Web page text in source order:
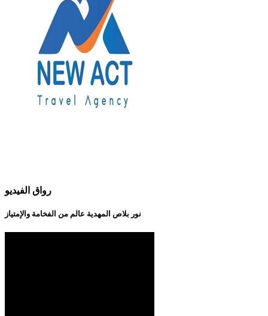
رواق الفيديو
نور بلاص المهدية عالم من الفخامة والإمتياز